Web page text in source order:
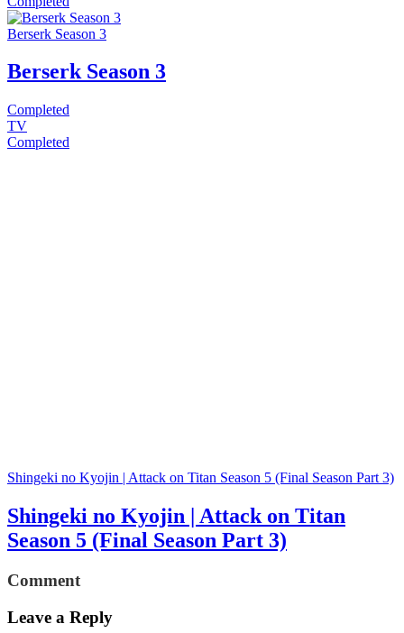
Berserk Season 3
Berserk Season 3
Completed
TV
Completed
Shingeki no Kyojin | Attack on Titan Season 5 (Final Season Part 3)
Shingeki no Kyojin | Attack on Titan
Season 5 (Final Season Part 3)
Comment
Leave a Reply